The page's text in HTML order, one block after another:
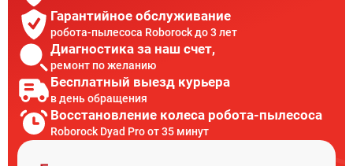
Гарантийное обслуживание
робота-пылесоса Roborock до 3 лет
Диагностика за наш счет,
ремонт по желанию
Бесплатный выезд курьера
в день обращения
Восстановление колеса робота-пылесоса
Roborock Dyad Pro от 35 минут